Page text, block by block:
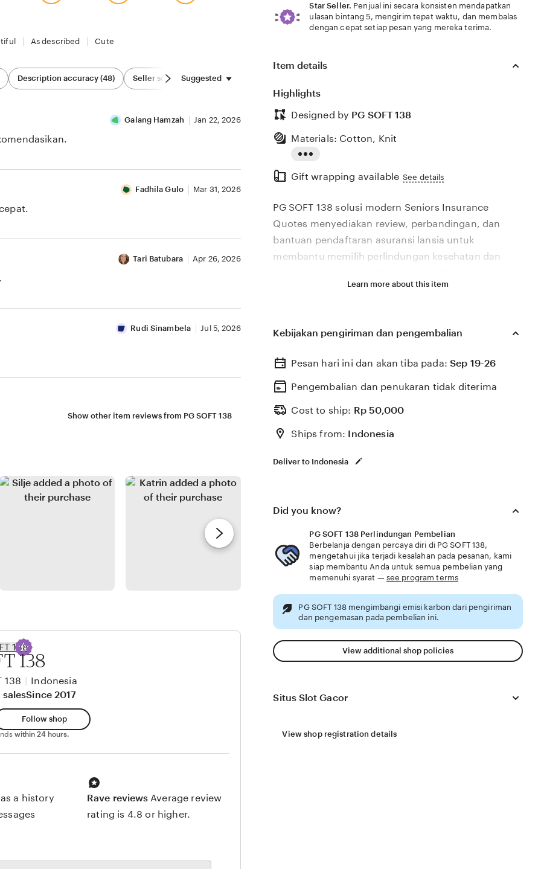
Star Seller. Penjual ini secara konsisten mendapatkan
ulasan bintang 5, mengirim tepat waktu, dan membalas
dengan cepat setiap pesan yang mereka terima.
Item details
Highlights
Designed by PG SOFT 138
the
description
Materials: Cotton, Knit
Gift wrapping available See details
PG SOFT 138 solusi modern Seniors Insurance
Quotes menyediakan review, perbandingan, dan
bantuan pendaftaran asuransi lansia untuk
membantu memilih perlindungan kesehatan dan
rekomendasi handal.
Quotes menyediakan review, perbandingan, dan
membantu memilih perlindungan kesehatan dan
asuransi yang sesuai dengan kebutuhan usia senior
rekomendasi handal.
Learn more about this item
Kebijakan pengiriman dan pengembalian
Pesan hari ini dan akan tiba pada:Sep 19-26
Pengembalian dan penukaran tidak diterima
Cost to ship: Rp 50,000
Ships from: Indonesia
Deliver to Indonesia
Did you know?
PG SOFT 138 Perlindungan Pembelian
Berbelanja dengan percaya diri di PG SOFT 138,
mengetahui jika terjadi kesalahan pada pesanan, kami
siap membantu Anda untuk semua pembelian yang
memenuhi syarat — see program terms
PG SOFT 138 mengimbangi emisi karbon dari pengiriman
dan pengemasan pada pembelian ini.
View additional shop policies
Situs Slot Gacor
View shop registration details
As described Cute
Description accuracy (48) Seller service (19) Sizing & Fit (10)
Suggested
Galang Hamzah Jan 22, 2026
Fadhila Gulo Mar 31, 2026
Tari Batubara Apr 26, 2026
Rudi Sinambela Jul 5, 2026
Show other item reviews from PG SOFT 138
138
138
Indonesia
salesSince 2017
Follow shop
within 24 hours.
a history
Rave reviews Average review
rating is 4.8 or higher.